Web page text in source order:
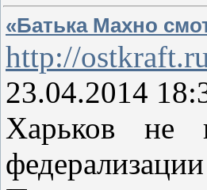
«Батька Махно
http://
23.04.2014
Харьков не